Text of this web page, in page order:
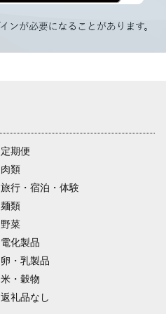
定期便
肉類
旅行・宿泊・体験
麺類
野菜
電化製品
卵・乳製品
米・穀物
返礼品なし